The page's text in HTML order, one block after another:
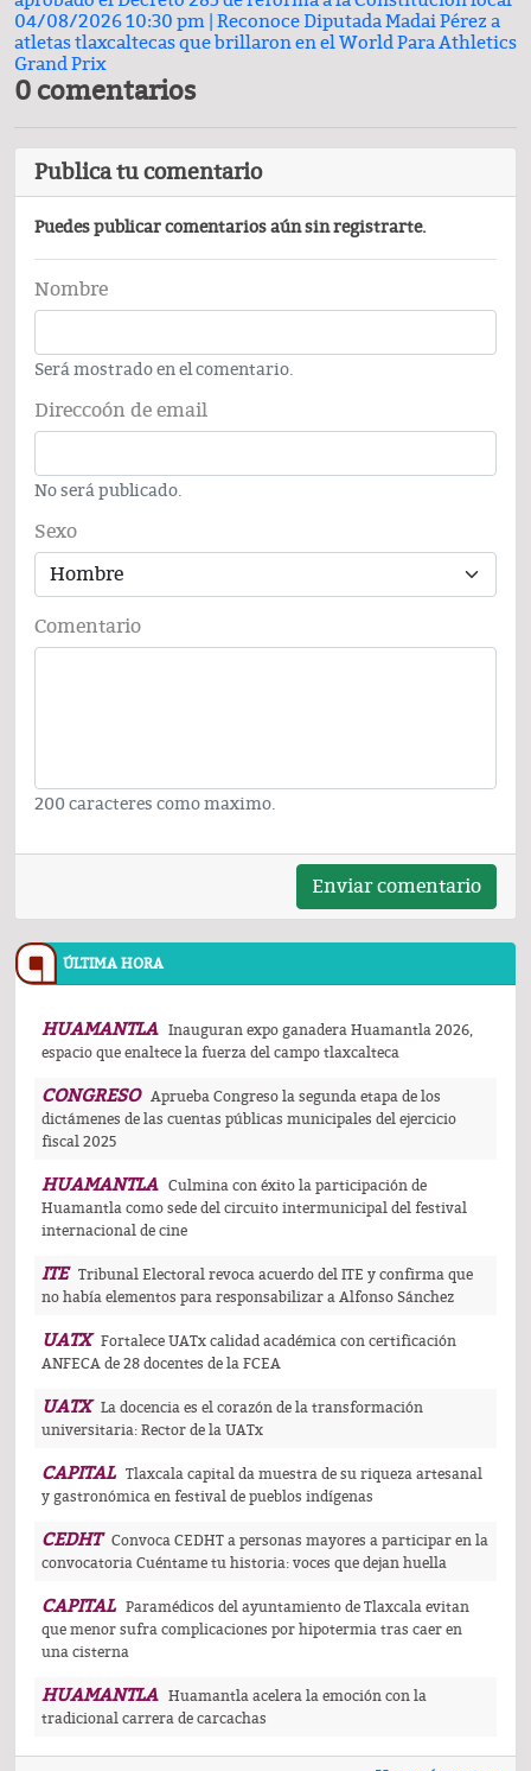
04/08/2026 10:30 pm | Reconoce Diputada Madai Pérez a
atletas tlaxcaltecas que brillaron en el World Para Athletics
Grand Prix
0 comentarios
Publica tu comentario
Puedes publicar comentarios aún sin registrarte.
Nombre
Será mostrado en el comentario.
Direccoón de email
No será publicado.
Sexo
Comentario
200 caracteres como maximo.
Enviar comentario
ÚLTIMA HORA
HUAMANTLA
Inauguran expo ganadera Huamantla 2026,
espacio que enaltece la fuerza del campo tlaxcalteca
CONGRESO
Aprueba Congreso la segunda etapa de los
dictámenes de las cuentas públicas municipales del ejercicio
fiscal 2025
HUAMANTLA
Culmina con éxito la participación de
Huamantla como sede del circuito intermunicipal del festival
internacional de cine
ITE
Tribunal Electoral revoca acuerdo del ITE y confirma que
no había elementos para responsabilizar a Alfonso Sánchez
UATX
Fortalece UATx calidad académica con certificación
ANFECA de 28 docentes de la FCEA
UATX
La docencia es el corazón de la transformación
universitaria: Rector de la UATx
CAPITAL
Tlaxcala capital da muestra de su riqueza artesanal
y gastronómica en festival de pueblos indígenas
CEDHT
Convoca CEDHT a personas mayores a participar en la
convocatoria Cuéntame tu historia: voces que dejan huella
CAPITAL
Paramédicos del ayuntamiento de Tlaxcala evitan
que menor sufra complicaciones por hipotermia tras caer en
una cisterna
HUAMANTLA
Huamantla acelera la emoción con la
tradicional carrera de carcachas